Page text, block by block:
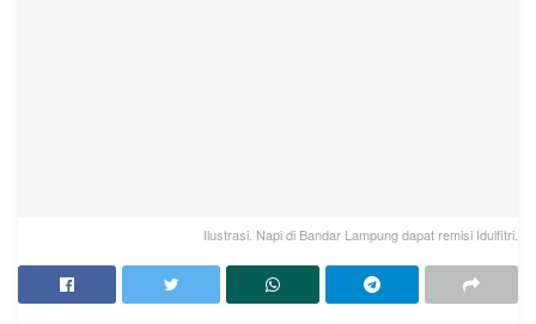
Ilustrasi. Napi di Bandar Lampung dapat remisi Idulfitri.